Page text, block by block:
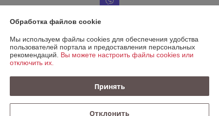
Информация для покупателя
Юридическое лицо:ООО "КРЕПАВТОТРЕЙД"
220067, Беларусь, г. Минск, ул. Сырокомли, д. 7, пом. 104 (236)
Регистрационный номер ЕГР: 193721138
Регистрационный орган: Минский горисполком
Обработка файлов cookie
Мы используем файлы cookies для обеспечения удобства
пользователей портала и предоставления персональных
рекомендаций. Вы можете настроить файлы cookies или
отключить их.
Принять
Отклонить